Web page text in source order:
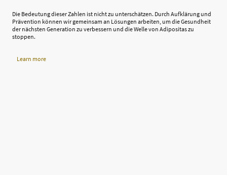
Die Bedeutung dieser Zahlen ist nicht zu unterschätzen. Durch Aufklärung und
Prävention können wir gemeinsam an Lösungen arbeiten, um die Gesundheit
der nächsten Generation zu verbessern und die Welle von Adipositas zu
stoppen.
Learn more